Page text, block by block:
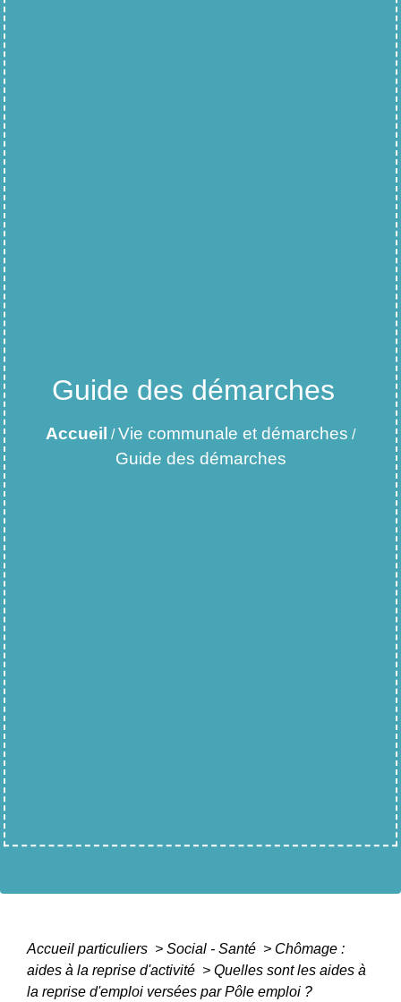
Guide des démarches
Accueil /Vie communale et démarches /
Guide des démarches
Accueil particuliers > Social - Santé > Chômage :
aides à la reprise d'activité > Quelles sont les aides à
la reprise d'emploi versées par Pôle emploi ?